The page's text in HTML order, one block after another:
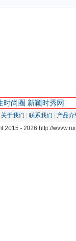
时尚圈 新颖时秀网
关于我们 联系我们
产品介
2015 - 2026 http://